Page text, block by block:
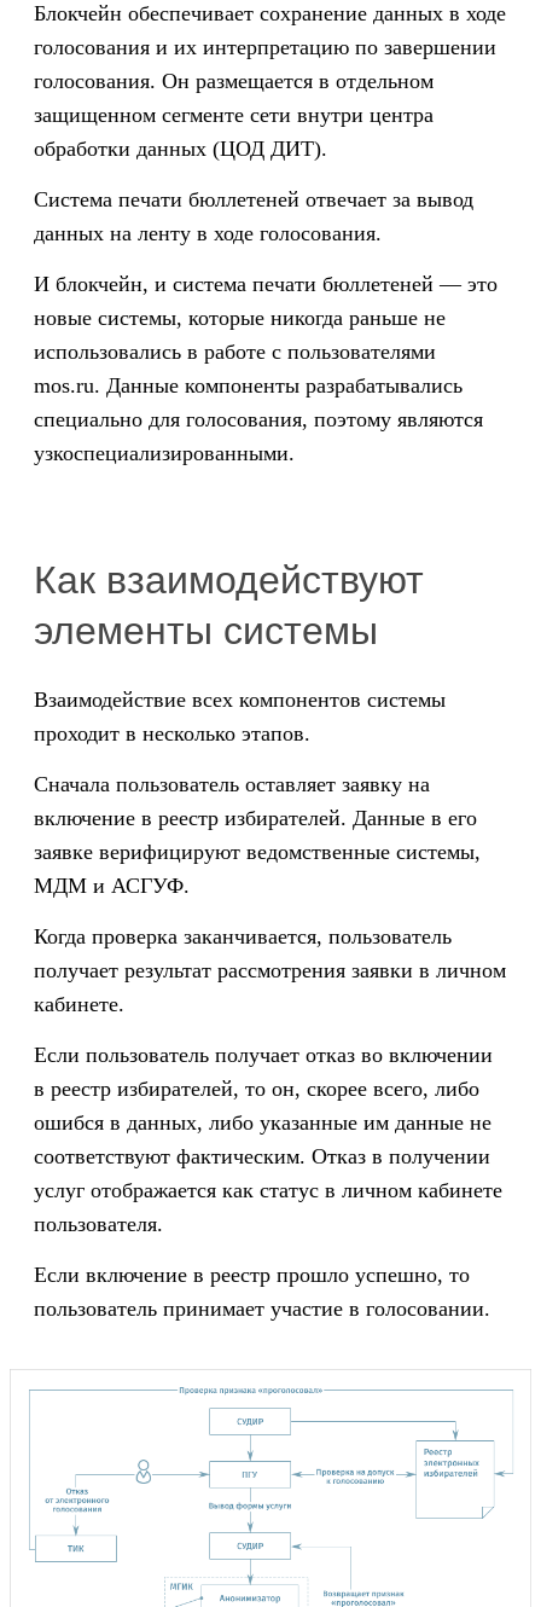
Блокчейн обеспечивает сохранение данных в ходе
голосования и их интерпретацию по завершении
голосования. Он размещается в отдельном
защищенном сегменте сети внутри центра
обработки данных (ЦОД ДИТ).
Система печати бюллетеней отвечает за вывод
данных на ленту в ходе голосования.
И блокчейн, и система печати бюллетеней — это
новые системы, которые никогда раньше не
использовались в работе с пользователями
mos.ru. Данные компоненты разрабатывались
специально для голосования, поэтому являются
узкоспециализированными.
Как взаимодействуют
элементы системы
Взаимодействие всех компонентов системы
проходит в несколько этапов.
Сначала пользователь оставляет заявку на
включение в реестр избирателей. Данные в его
заявке верифицируют ведомственные системы,
МДМ и АСГУФ.
Когда проверка заканчивается, пользователь
получает результат рассмотрения заявки в личном
кабинете.
Если пользователь получает отказ во включении
в реестр избирателей, то он, скорее всего, либо
ошибся в данных, либо указанные им данные не
соответствуют фактическим. Отказ в получении
услуг отображается как статус в личном кабинете
пользователя.
Если включение в реестр прошло успешно, то
пользователь принимает участие в голосовании.